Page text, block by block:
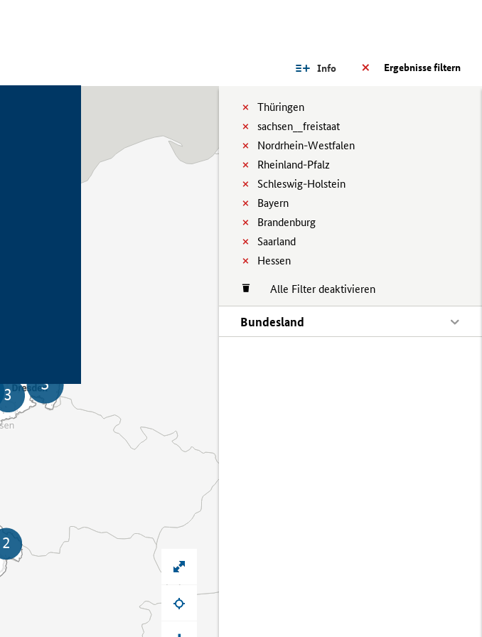
Ergebnisse filtern
Info
Thüringen
sachsen__freistaat
Nordrhein-Westfalen
Rheinland-Pfalz
Schleswig-Holstein
Bayern
Brandenburg
Saarland
Hessen
Alle Filter deaktivieren
Bundesland